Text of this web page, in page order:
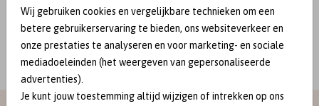
Wij gebruiken cookies en vergelijkbare technieken om een
betere gebruikerservaring te bieden, ons websiteverkeer en
onze prestaties te analyseren en voor marketing- en sociale
mediadoeleinden (het weergeven van gepersonaliseerde
advertenties).
Je kunt jouw toestemming altijd wijzigen of intrekken op ons
BEKEND VAN: